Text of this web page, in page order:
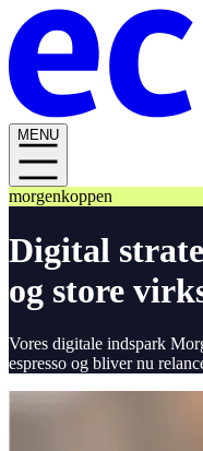
MENU
morgenkoppen
Digital
og store
Vores digitale indspark
espresso og bliver nu